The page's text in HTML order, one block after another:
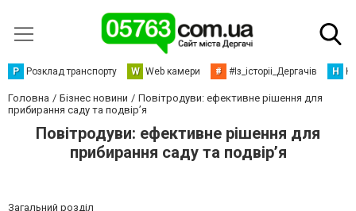
Р Розклад транспорту W Web камери # #Із_історіі_Дергачів Н
Головна Бізнес новини
Повітродуви: ефективне рішення для
прибирання саду та подвір’я
Повітродуви: ефективне рішення для
прибирання саду та подвір’я
Загальний розділ